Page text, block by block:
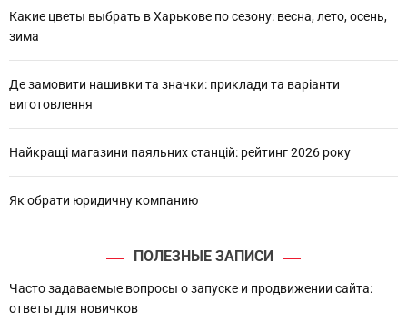
Какие цветы выбрать в Харькове по сезону: весна, лето, осень,
зима
Де замовити нашивки та значки: приклади та варіанти
виготовлення
Найкращі магазини паяльних станцій: рейтинг 2026 року
Як обрати юридичну компанию
ПОЛЕЗНЫЕ ЗАПИСИ
Часто задаваемые вопросы о запуске и продвижении сайта:
ответы для новичков